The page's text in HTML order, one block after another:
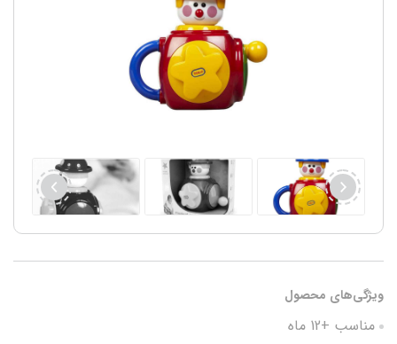
ویژگی‌های محصول
مناسب +12 ماه